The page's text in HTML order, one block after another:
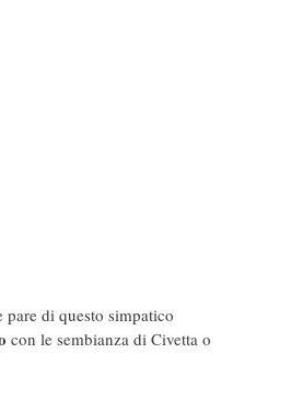
pare di questo simpatico
con le sembianza di Civetta o